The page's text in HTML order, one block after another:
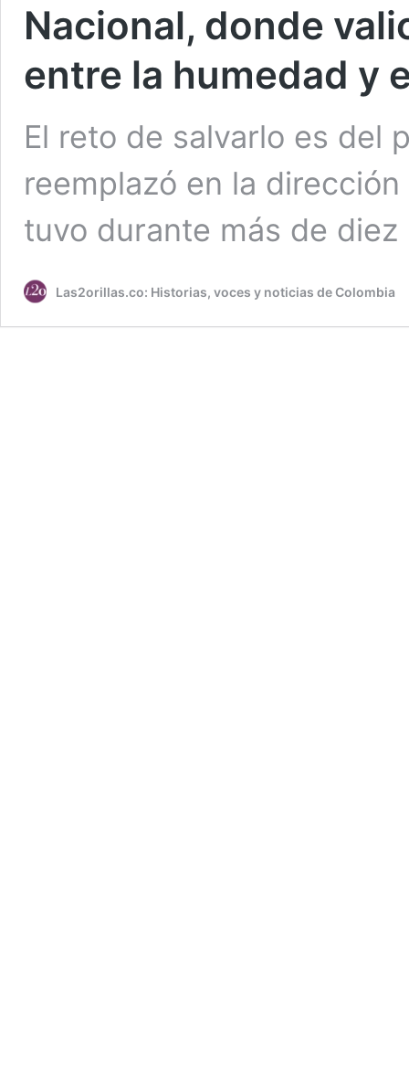
Nacional, donde
entre la humedad y
El reto de salvarlo es del
reemplazó en la
tuvo durante más de
Las2orillas.co: Historias, voces y noticias de Colombia